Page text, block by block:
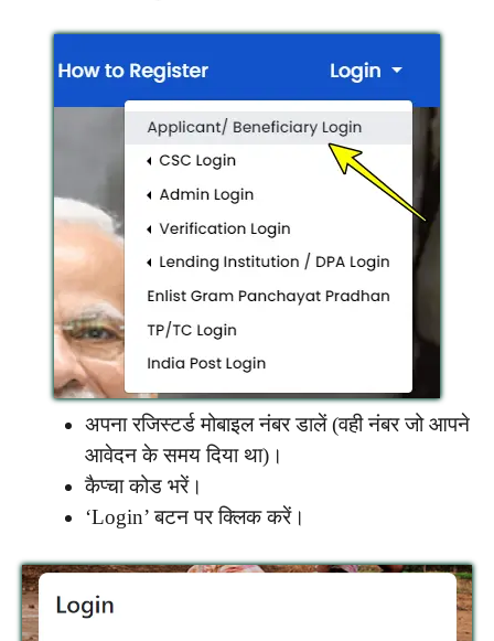
अपना रजिस्टर्ड मोबाइल नंबर डालें (वही नंबर जो आपने
आवेदन के समय दिया था)।
कैप्चा कोड भरें।
‘Login’ बटन पर क्लिक करें।